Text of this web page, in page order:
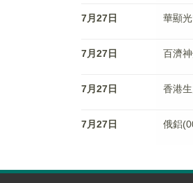
7月27日 華顯
7月27日 百濟
7月27日 香港
7月27日 俄鋁